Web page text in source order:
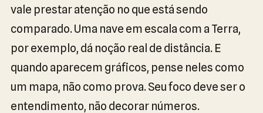
vale prestar atenção no que está sendo
comparado. Uma nave em escala com a Terra,
por exemplo, dá noção real de distância. E
quando aparecem gráficos, pense neles como
um mapa, não como prova. Seu foco deve ser o
entendimento, não decorar números.